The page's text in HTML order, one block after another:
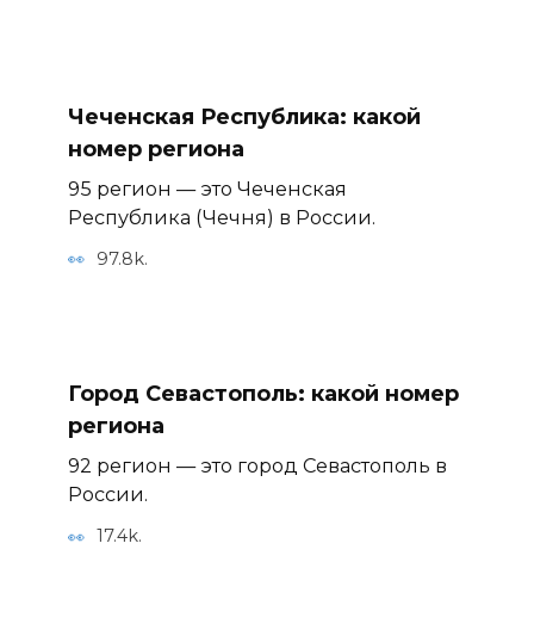
Чеченская Республика: какой
номер региона
95 регион — это Чеченская
Республика (Чечня) в России.
97.8k.
Город Севастополь: какой номер
региона
92 регион — это город Севастополь в
России.
17.4k.